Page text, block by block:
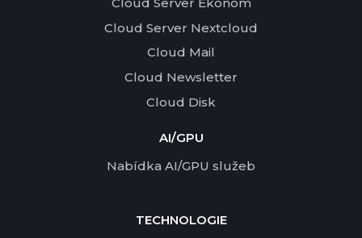
Cloud Server Nextcloud
Cloud Mail
Cloud Newsletter
Cloud Disk
AI/GPU
Nabídka AI/GPU služeb
TECHNOLOGIE